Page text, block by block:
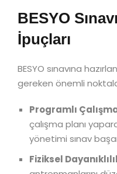
BESYO
İpuçları
BESYO sınavına
gereken önemli
Programlı
çalışma planı
yönetimi sınav
Fiziksel